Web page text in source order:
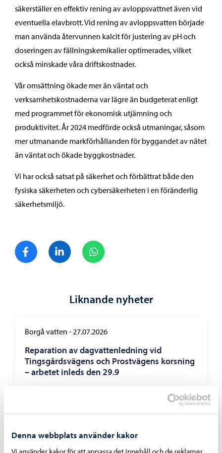
Denna webbplats använder kakor
säkerställer en effektiv rening av avloppsvattnet även vid
eventuella elavbrott. Vid rening av avloppsvatten började
man använda återvunnen kalcit för justering av pH och
doseringen av fällningskemikalier optimerades, vilket
också minskade våra driftskostnader.
Vår omsättning ökade mer än väntat och
verksamhetskostnaderna var lägre än budgeterat enligt
med programmet för ekonomisk utjämning och
produktivitet. År 2024 medförde också utmaningar, såsom
mer utmanande markförhållanden för byggandet av nätet
än väntat och ökade byggkostnader.
Vi har också satsat på säkerhet och förbättrat både den
fysiska säkerheten och cybersäkerheten i en föränderlig
säkerhetsmiljö.
Dela på FacebookDela på LinkedIn
Liknande nyheter
Borgå vatten -27.07.2026
Reparation av dagvattenledning vid
Tingsgårdsvägens och Prostvägens korsning
– arbetet inleds den 29.9
Borgå vatten-24.07.2026